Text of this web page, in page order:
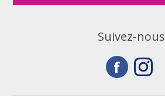
Suivez-nous